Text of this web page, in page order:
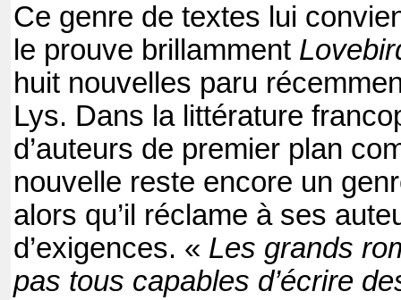
Ce genre de textes lui
le prouve brillamment
huit nouvelles paru
Lys. Dans la littérature
d’auteurs de premier plan
nouvelle reste encore un
alors qu’il réclame à ses
d’exigences. « Les grands
pas tous capables d’écrire